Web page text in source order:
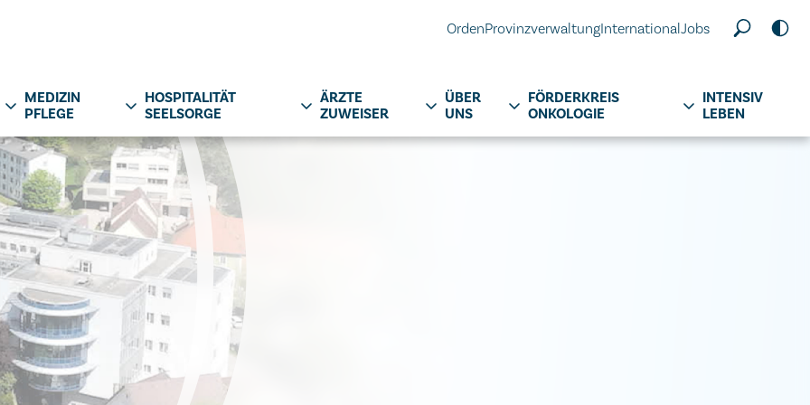
OrdenProvinzverwaltungInternationalJobs
MEDIZIN
PFLEGE
HOSPITALITÄT
SEELSORGE
ÄRZTE
ZUWEISER
ÜBER
UNS
FÖRDERKREIS
ONKOLOGIE
INTENSIV
LEBEN